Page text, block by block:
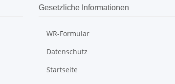
Gesetzliche Informationen
WR-Formular
Datenschutz
Startseite